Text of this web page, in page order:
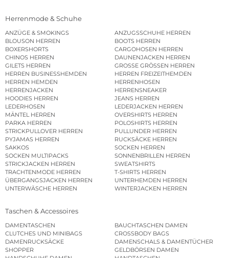
Herrenmode & Schuhe
ANZÜGE & SMOKINGS
ANZUGSSCHUHE HERREN
BLOUSON HERREN
BOOTS HERREN
BOXERSHORTS
CARGOHOSEN HERREN
CHINOS HERREN
DAUNENJACKEN HERREN
GILETS HERREN
GROSSE GRÖSSEN HERREN
HERREN BUSINESSHEMDEN
HERREN FREIZEITHEMDEN
HERREN HEMDEN
HERRENHOSEN
HERRENJACKEN
HERRENSNEAKER
HOODIES HERREN
JEANS HERREN
LEDERHOSEN
LEDERJACKEN HERREN
MÄNTEL HERREN
OVERSHIRTS HERREN
PARKA HERREN
POLOSHIRTS HERREN
STRICKPULLOVER HERREN
PULLUNDER HERREN
PYJAMAS HERREN
RUCKSÄCKE HERREN
SAKKOS
SOCKEN HERREN
SOCKEN MULTIPACKS
SONNENBRILLEN HERREN
STRICKJACKEN HERREN
SWEATSHIRTS
TRACHTENMODE HERREN
T-SHIRTS HERREN
ÜBERGANGSJACKEN HERREN
UNTERHEMDEN HERREN
UNTERWÄSCHE HERREN
WINTERJACKEN HERREN
Taschen & Accessoires
DAMENTASCHEN
BAUCHTASCHEN DAMEN
CLUTCHES UND MINIBAGS
CROSSBODY BAGS
DAMENRUCKSÄCKE
DAMENSCHALS & DAMENTÜCHER
SHOPPER
GELDBÖRSEN DAMEN